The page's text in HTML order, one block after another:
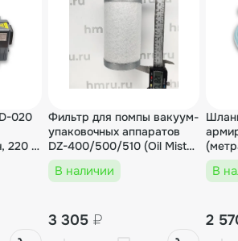
упаковщик HVC-400/2T (DZ-40
1 шт.
020
220 В,
Фильтр для помпы вакуум-
упаковочных аппаратов
DZ-400/500/510 (Oil Mist
Filter)
В наличии
3 305 ₽
В
2